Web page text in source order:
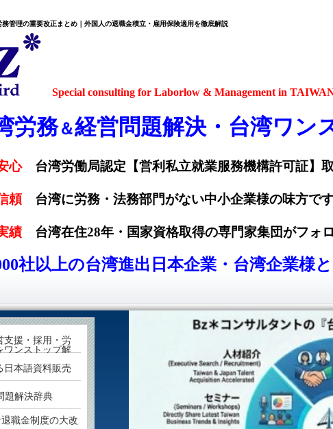
務管理の重要改正まとめ｜外国人の退職金積立・雇用保険適用を徹底解説
Special consulting for Laborlow & Management in
労務＆経営問題解決・ 台湾ワン
台湾労働局認定【営利私立就業服務機構許可証】
台湾に労務・法務部門がない中小企業様の味方で
台湾在住28年・国家資格取得の専門家集団がフォ
社以上の台湾進出日本企業・台湾企業様
支援・採用・労
ワンストップ解
日本語資料販売
題解決辞典
職金制度の大改